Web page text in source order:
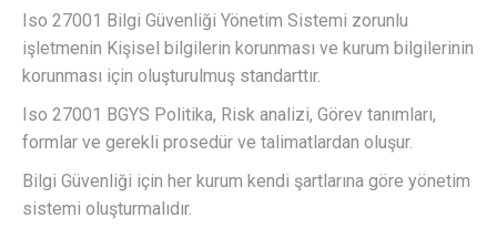
Iso 27001 Bilgi Güvenliği Yönetim Sistemi zorunlu
işletmenin Kişisel bilgilerin korunması ve kurum bilgilerinin
korunması için oluşturulmuş standarttır.
Iso 27001 BGYS Politika, Risk analizi, Görev tanımları,
formlar ve gerekli prosedür ve talimatlardan oluşur.
Bilgi Güvenliği için her kurum kendi şartlarına göre yönetim
sistemi oluşturmalıdır.